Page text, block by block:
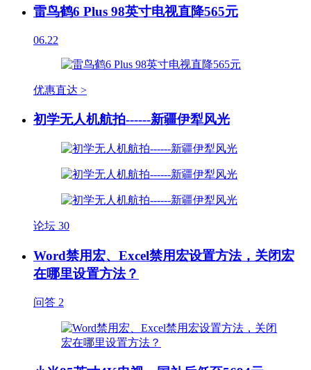
雷鸟鹤6 Plus 98英寸电视直降565元
06.22
优惠直达 >
初学无人机航拍------新疆伊犁风光
论坛 30
Word禁用宏、Excel禁用宏设置方法，关闭宏
在哪里设置方法？
问答 2